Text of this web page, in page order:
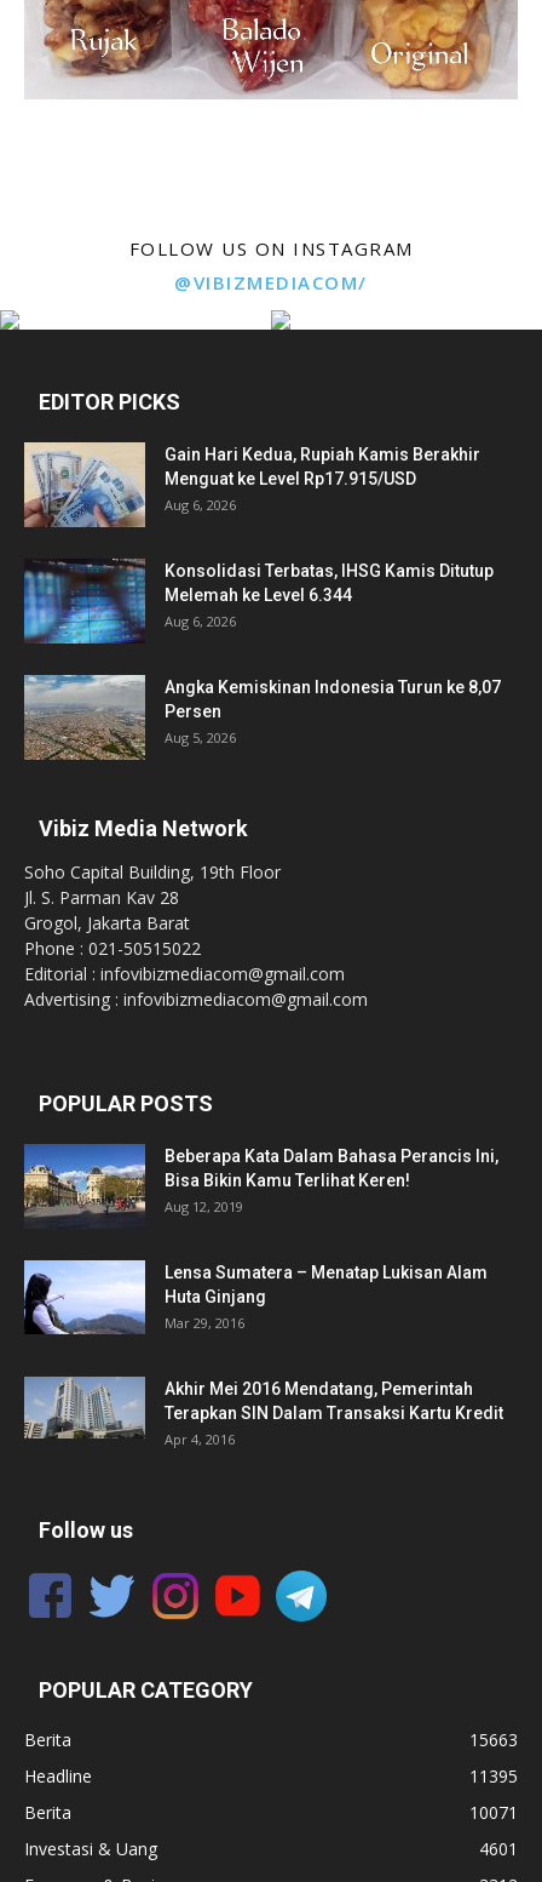
FOLLOW US ON INSTAGRAM
@VIBIZMEDIACOM/
EDITOR PICKS
Gain Hari Kedua, Rupiah Kamis Berakhir
Menguat ke Level Rp17.915/USD
Aug 6, 2026
Konsolidasi Terbatas, IHSG Kamis Ditutup
Melemah ke Level 6.344
Aug 6, 2026
Angka Kemiskinan Indonesia Turun ke 8,07
Persen
Aug 5, 2026
Vibiz Media Network
Soho Capital Building, 19th Floor
Jl. S. Parman Kav 28
Grogol, Jakarta Barat
Phone : 021-50515022
Editorial : infovibizmediacom@gmail.com
Advertising : infovibizmediacom@gmail.com
POPULAR POSTS
Beberapa Kata Dalam Bahasa Perancis Ini,
Bisa Bikin Kamu Terlihat Keren!
Aug 12, 2019
Lensa Sumatera – Menatap Lukisan Alam
Huta Ginjang
Mar 29, 2016
Akhir Mei 2016 Mendatang, Pemerintah
Terapkan SIN Dalam Transaksi Kartu Kredit
Apr 4, 2016
Follow us
POPULAR CATEGORY
Berita
15663
Headline
11395
Berita
10071
Investasi & Uang
4601